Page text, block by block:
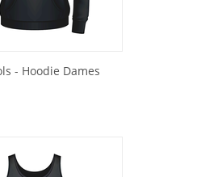
- Hoodie Dames